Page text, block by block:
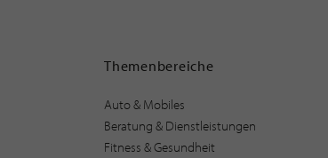
Themenbereiche
Auto & Mobiles
Beratung & Dienstleistungen
Fitness & Gesundheit